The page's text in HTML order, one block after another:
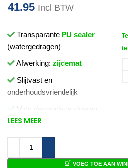
41.95 Incl BTW
Transparante PU sealer
(watergedragen)
Afwerking: zijdemat
Slijtvast en
onderhoudsvriendelijk
Voor decoratieve vloeren
2-componenten systeem
te
LEES MEER
VOEG TOE AAN